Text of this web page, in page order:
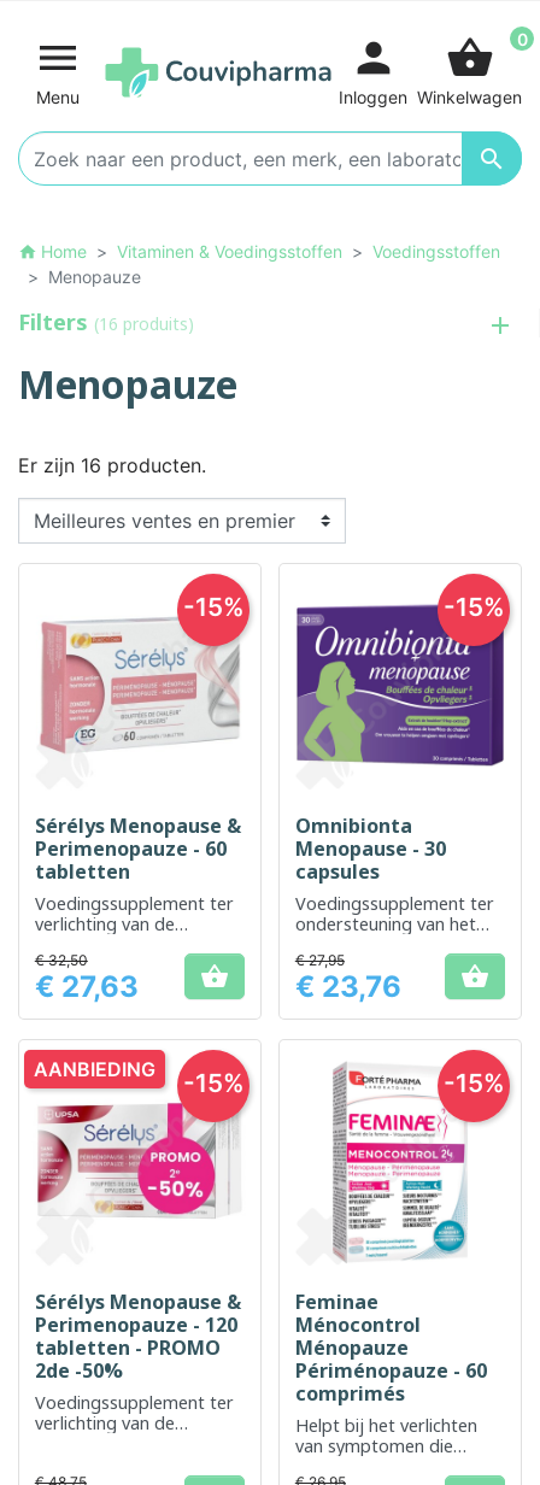

Menu

person
Inloggen
shopping_basket 0
Winkelwagen
home Home Vitaminen & Voedingsstoffen
Voedingsstoffen
Menopauze
Filters (16 produits)
Menopauze
Er zijn 16 producten.
Sérélys Menopause &
Perimenopauze - 60
tabletten
Voedingssupplement ter
verlichting van de
menopauze
Prijs
€ 32,50
€ 27,63 
-15%
Omnibionta
Menopause - 30
capsules
Voedingssupplement ter
ondersteuning van het
menopauze
Prijs
€ 27,95
€ 23,76 
-15%
Sérélys Menopause &
Perimenopauze - 120
tabletten - PROMO
2de -50%
Voedingssupplement ter
verlichting van de
AANBIEDING -15%
Feminae
Ménocontrol
Ménopauze
Périménopauze - 60
comprimés
Helpt bij het verlichten
van symptomen die
-15%